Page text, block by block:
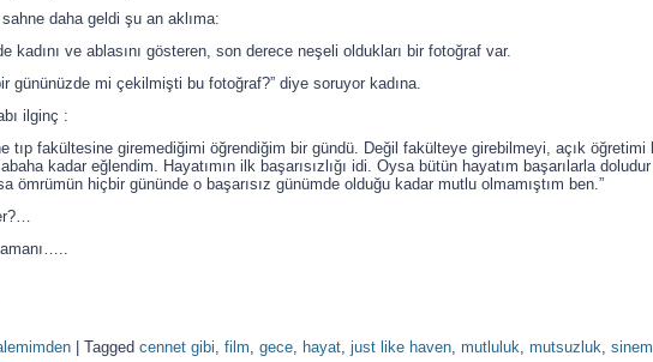
daha geldi şu an aklıma:
kadını ve ablasını gösteren, son derece neşeli oldukları bir fotoğraf var.
gününüzde mi çekilmişti bu fotoğraf?” diye soruyor kadına.
ilginç :
tıp fakültesine giremediğimi öğrendiğim bir gündü. Değil fakülteye girebilmeyi, açık öğretimi
kadar eğlendim. Hayatımın ilk başarısızlığı idi. Oysa bütün hayatım başarılarla
ömrümün hiçbir gününde o başarısız günümde olduğu kadar mutlu olmamıştım ben.”
Tagged cennet gibi, film, gece, hayat, just like haven, mutluluk, mutsuzluk,